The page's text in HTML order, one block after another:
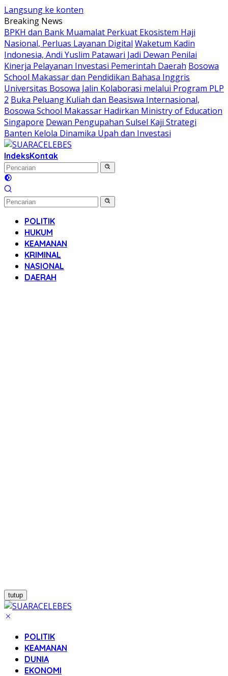
Langsung ke konten
Breaking News
BPKH dan Bank Muamalat Perkuat Ekosistem Haji
Nasional, Perluas Layanan Digital Waketum Kadin
Indonesia, Andi Yuslim Patawari Jadi Dewan Penilai
Kinerja Pelayanan Investasi Pemerintah Daerah Bosowa
School Makassar dan Pendidikan Bahasa Inggris
Universitas Bosowa Jalin Kolaborasi melalui Program PLP
2 Buka Peluang Kuliah dan Beasiswa Internasional,
Bosowa School Makassar Hadirkan Ministry of Education
Singapore Dewan Pengupahan Sulsel Kaji Strategi
Banten Kelola Dinamika Upah dan Investasi
IndeksKontak
POLITIK
HUKUM
KEAMANAN
KRIMINAL
NASIONAL
DAERAH
tutup
POLITIK
KEAMANAN
DUNIA
EKONOMI